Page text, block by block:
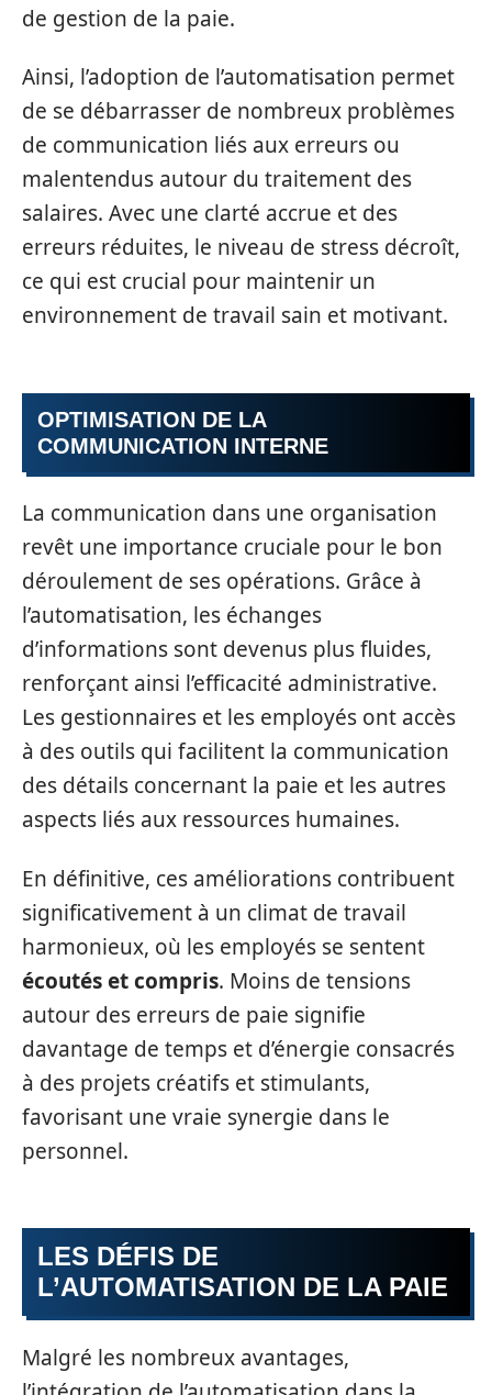
de gestion de la paie.
Ainsi, l’adoption de l’automatisation permet
de se débarrasser de nombreux problèmes
de communication liés aux erreurs ou
malentendus autour du traitement des
salaires. Avec une clarté accrue et des
erreurs réduites, le niveau de stress décroît,
ce qui est crucial pour maintenir un
environnement de travail sain et motivant.
OPTIMISATION DE LA
COMMUNICATION INTERNE
La communication dans une organisation
revêt une importance cruciale pour le bon
déroulement de ses opérations. Grâce à
l’automatisation, les échanges
d’informations sont devenus plus fluides,
renforçant ainsi l’efficacité administrative.
Les gestionnaires et les employés ont accès
à des outils qui facilitent la communication
des détails concernant la paie et les autres
aspects liés aux ressources humaines.
En définitive, ces améliorations contribuent
significativement à un climat de travail
harmonieux, où les employés se sentent
écoutés et compris. Moins de tensions
autour des erreurs de paie signifie
davantage de temps et d’énergie consacrés
à des projets créatifs et stimulants,
favorisant une vraie synergie dans le
personnel.
LES DÉFIS DE
L’AUTOMATISATION DE LA PAIE
Malgré les nombreux avantages,